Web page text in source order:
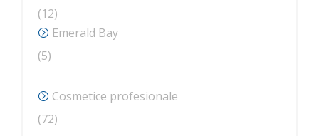
1212
produse
Emerald Bay
55
Cosmetice profesionale
7272